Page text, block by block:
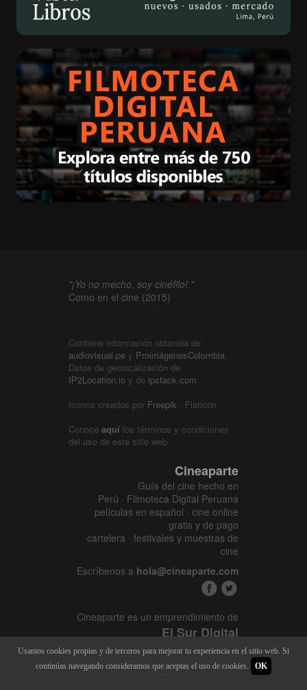
"¡Yo no mecho, soy cinéfilo!."
Como en el cine (2015)
Contiene información obtenida de
audiovisual.pe y ProimágenesColombia.
Datos de geolocalización de
IP2Location.io y de ipstack.com
Iconos creados por Freepik - Flaticon
Conoce aquí los términos y condiciones
del uso de este sitio web.
Cineaparte
Guía del cine hecho en
Perú · Filmoteca Digital Peruana
películas en español · cine online
gratis y de pago
cartelera · festivales y muestras de
cine
Escríbenos a hola@cineaparte.com
Cineaparte es un emprendimiento de
El Sur Digital
www.elsurcine.com
Desarrollado porSALA247
Usamos cookies propias y de terceros para mejorar tu experiencia en el sitio web. Si
continúas navegando consideramos que aceptas el uso de cookies.
OK